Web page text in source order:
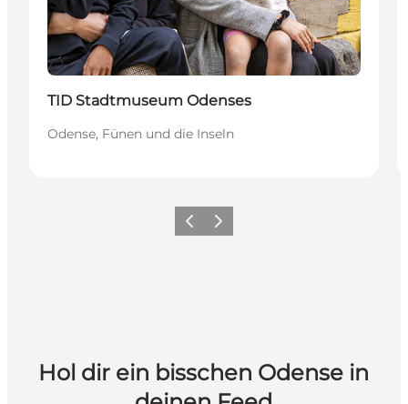
Nachhaltig
TID Stadtmuseum Odenses
Odense, Fünen und die Inseln
ZurückWeiter
Hol dir ein bisschen Odense in